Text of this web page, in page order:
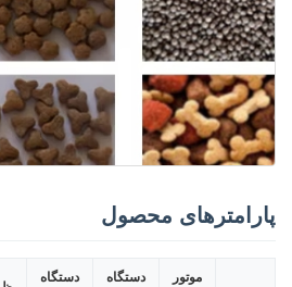
پارامترهای محصول
موتور دستگاه دستگاه